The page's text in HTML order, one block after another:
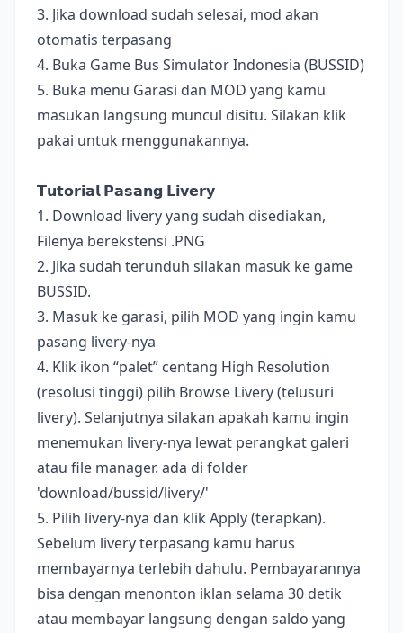
3. Jika download sudah selesai, mod akan
otomatis terpasang
4. Buka Game Bus Simulator Indonesia (BUSSID)
5. Buka menu Garasi dan MOD yang kamu
masukan langsung muncul disitu. Silakan klik
pakai untuk menggunakannya.
𝗧𝘂𝘁𝗼𝗿𝗶𝗮𝗹 𝗣𝗮𝘀𝗮𝗻𝗴 𝗟𝗶𝘃𝗲𝗿𝘆
1. Download livery yang sudah disediakan,
Filenya berekstensi .PNG
2. Jika sudah terunduh silakan masuk ke game
BUSSID.
3. Masuk ke garasi, pilih MOD yang ingin kamu
pasang livery-nya
4. Klik ikon “palet” centang High Resolution
(resolusi tinggi) pilih Browse Livery (telusuri
livery). Selanjutnya silakan apakah kamu ingin
menemukan livery-nya lewat perangkat galeri
atau file manager. ada di folder
'download/bussid/livery/'
5. Pilih livery-nya dan klik Apply (terapkan).
Sebelum livery terpasang kamu harus
membayarnya terlebih dahulu. Pembayarannya
bisa dengan menonton iklan selama 30 detik
atau membayar langsung dengan saldo yang